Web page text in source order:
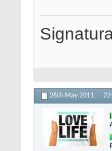
26th May 2011,